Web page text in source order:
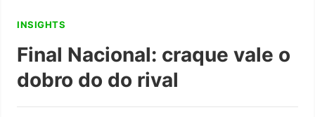
INSIGHTS
Final Nacional: craque vale o
dobro do do rival